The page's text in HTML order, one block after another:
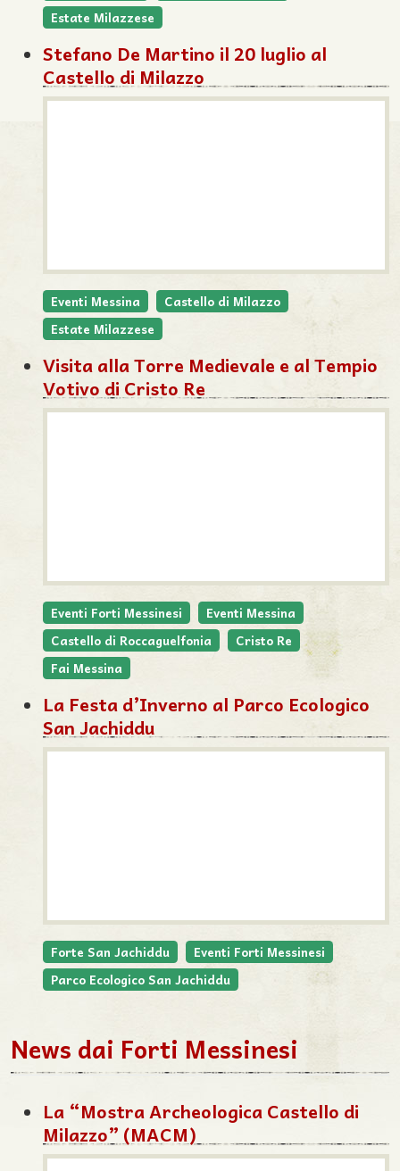
Estate Milazzese
Stefano De Martino il 20 luglio al
Castello di Milazzo
Eventi Messina
Castello di Milazzo
Estate Milazzese
Visita alla Torre Medievale e al Tempio
Votivo di Cristo Re
Eventi Forti Messinesi
Eventi Messina
Castello di Roccaguelfonia
Cristo Re
Fai Messina
La Festa d’Inverno al Parco Ecologico
San Jachiddu
Forte San Jachiddu
Eventi Forti Messinesi
Parco Ecologico San Jachiddu
News dai Forti Messinesi
La “Mostra Archeologica Castello di
Milazzo” (MACM)